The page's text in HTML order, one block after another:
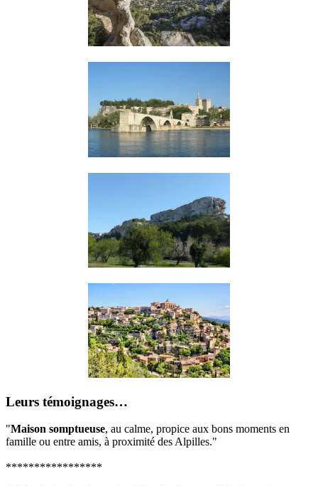
Leurs témoignages…
"Maison somptueuse, au calme, propice aux bons moments en
famille ou entre amis, à proximité des Alpilles."
*****************